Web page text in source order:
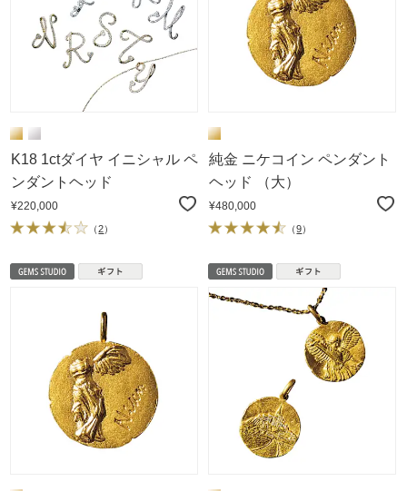
K18 1ctダイヤ イニシャル ペ
ンダントヘッド
¥220,000
（2）
純金 ニケコイン ペンダント
ヘッド （大）
¥480,000
（9）